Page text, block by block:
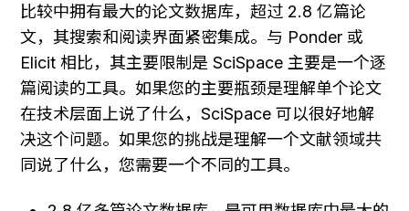
比较中拥有最大的论文数据库，超过 2.8 亿篇论
文，其搜索和阅读界面紧密集成。与 Ponder 或
Elicit 相比，其主要限制是 SciSpace 主要是一个逐
篇阅读的工具。如果您的主要瓶颈是理解单个论文
在技术层面上说了什么，SciSpace 可以很好地解
决这个问题。如果您的挑战是理解一个文献领域共
同说了什么，您需要一个不同的工具。